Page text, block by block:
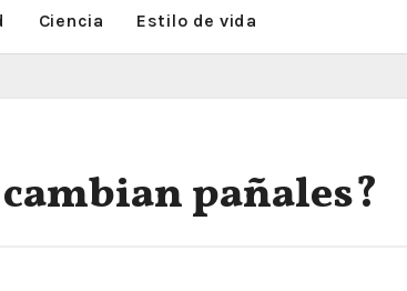
Ciencia Estilo de vida
pañales?